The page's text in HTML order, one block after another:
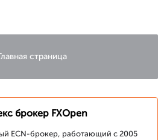
страница
брокер FXOpen
ECN-брокер, работающий с 2005